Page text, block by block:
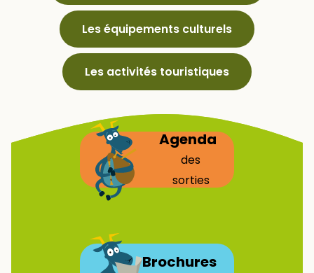
Les équipements culturels
Les activités touristiques
Agenda
des
sorties
Brochures